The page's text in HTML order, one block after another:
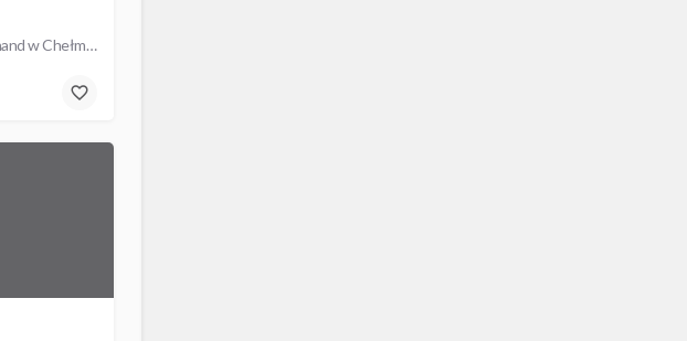
Maxi Dyskont Chełm Wieniawskiego to second hand w Chełmie, oferujący wysokiej jakości odzież używaną w…